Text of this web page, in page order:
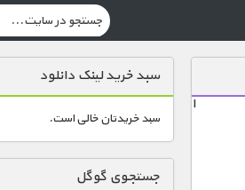
ا
سبد خرید لینک دانلود
سبد خریدتان خالی است.
جستجوی گوگل